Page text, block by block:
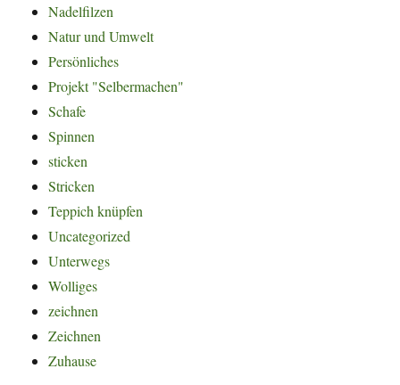
Nadelfilzen
Natur und Umwelt
Persönliches
Projekt "Selbermachen"
Schafe
Spinnen
sticken
Stricken
Teppich knüpfen
Uncategorized
Unterwegs
Wolliges
zeichnen
Zeichnen
Zuhause